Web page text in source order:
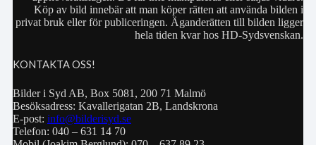
Köp av bild innebär att man köper rätten att använda bilden i
privat bruk eller för publiceringen. Äganderätten till bilden ligger
hela tiden kvar hos HD-Sydsvenskan.
KONTAKTA OSS!
Bilder i Syd AB, Box 5081, 200 71 Malmö
Besöksadress: Kavallerigatan 2B, Landskrona
E-post: info@bilderisyd.se
Telefon: 040 – 631 14 70